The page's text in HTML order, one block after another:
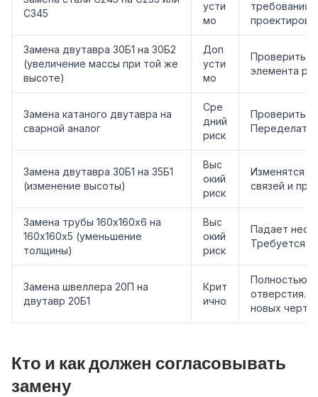
С345
усти
мо
требования
Замена двутавра 30Б1 на 30Б2
(увеличение массы при той же
высоте)
Доп
усти
мо
Проверить
элемента
Замена катаного двутавра на
сварной аналог
Сре
дний
риск
Проверить
Переделать
Замена двутавра 30Б1 на 35Б1
(изменение высоты)
Выс
окий
риск
Изменятся
связей и
Замена трубы 160х160х6 на
160х160х5 (уменьшение
толщины)
Выс
окий
риск
Падает
Требуется
Замена швеллера 20П на
двутавр 20Б1
Крит
ично
Полностью
отверстия.
новых
Кто и как должен согласовывать
замену